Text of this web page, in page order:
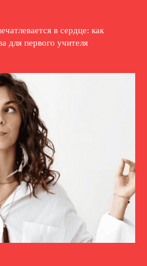
в сердце: как
для первого учителя